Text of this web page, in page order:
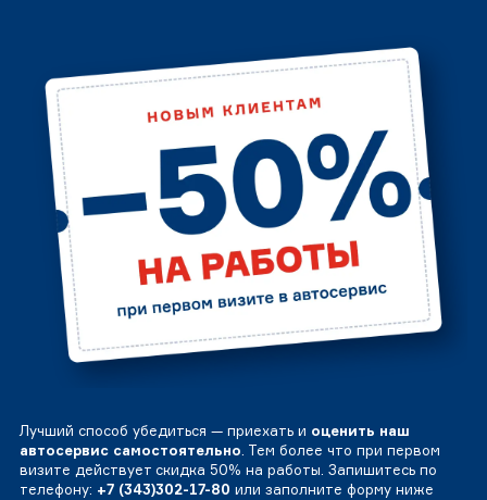
Лучший способ убедиться — приехать и оценить наш
автосервис самостоятельно. Тем более что при первом
визите действует скидка 50% на работы. Запишитесь по
телефону: +7 (343)302-17-80 или заполните форму ниже